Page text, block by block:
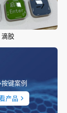
滴胶
键案例
产品